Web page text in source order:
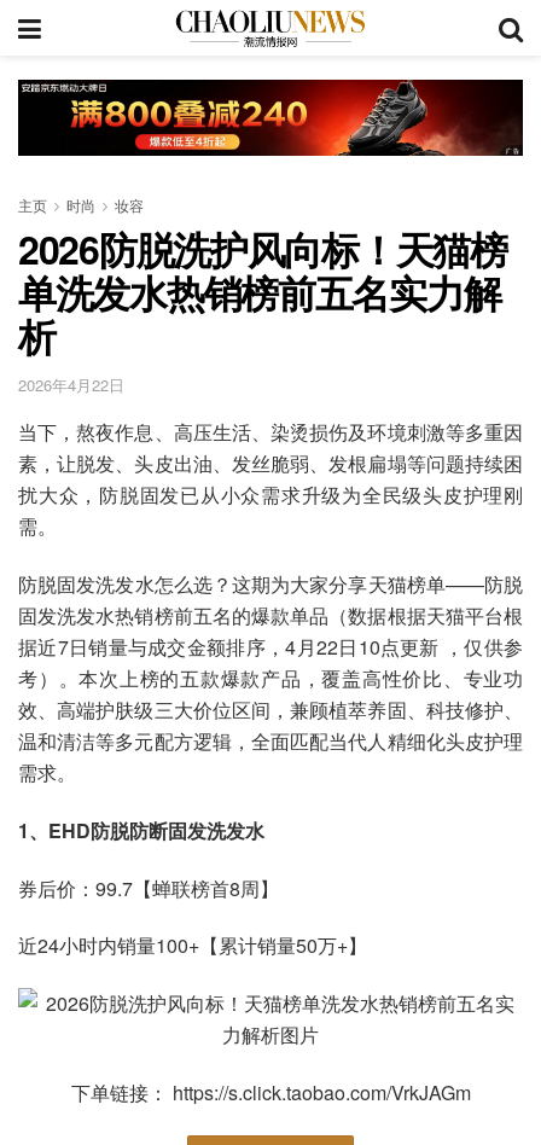
主页 时尚 妆容
2026防脱洗护风向标！天猫榜
单洗发水热销榜前五名实力解
析
2026年4月22日
当下，熬夜作息、高压生活、染烫损伤及环境刺激等多重因
素，让脱发、头皮出油、发丝脆弱、发根扁塌等问题持续困
扰大众，防脱固发已从小众需求升级为全民级头皮护理刚
需。
防脱固发洗发水怎么选？这期为大家分享天猫榜单——防脱
固发洗发水热销榜前五名的爆款单品（数据根据天猫平台根
据近7日销量与成交金额排序，4月22日10点更新 ，仅供参
考）。本次上榜的五款爆款产品，覆盖高性价比、专业功
效、高端护肤级三大价位区间，兼顾植萃养固、科技修护、
温和清洁等多元配方逻辑，全面匹配当代人精细化头皮护理
需求。
1、EHD防脱防断固发洗发水
券后价：99.7【蝉联榜首8周】
近24小时内销量100+【累计销量50万+】
下单链接： https://s.click.taobao.com/VrkJAGm